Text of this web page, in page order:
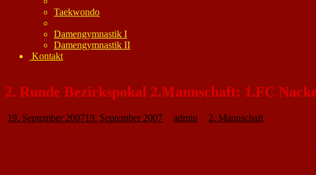
Taekwondo
Damengymnastik I
Damengymnastik II
Kontakt
2. Runde Bezirkspokal 2.Mannschaft: 1.FC
19. September 200719. September 2007 admin 2. Mannschaft